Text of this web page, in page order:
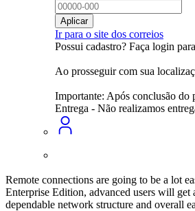
Aplicar
Ir para o site dos correios
Possui cadastro? Faça login
Ao prosseguir com sua
Importante: Após conclusão do
Entrega - Não realizamos
Remote connections are going to be a lot
Enterprise Edition, advanced users will
dependable network structure and overall